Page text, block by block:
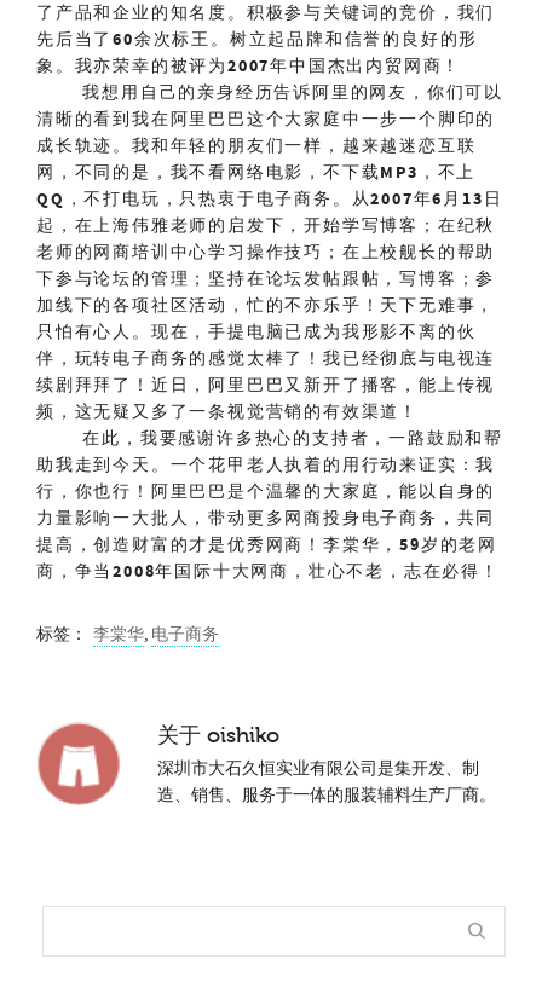
了产品和企业的知名度。积极参与关键词的竞价，我们
先后当了60余次标王。树立起品牌和信誉的良好的形
象。我亦荣幸的被评为2007年中国杰出内贸网商！
我想用自己的亲身经历告诉阿里的网友，你们可以
清晰的看到我在阿里巴巴这个大家庭中一步一个脚印的
成长轨迹。我和年轻的朋友们一样，越来越迷恋互联
网，不同的是，我不看网络电影，不下载MP3 ，不上
QQ ，不打电玩，只热衷于电子商务。从2007年6月 13 日
起，在上海伟雅老师的启发下，开始学写博客；在纪秋
老师的网商培训中心学习操作技巧；在上校舰长的帮助
下参与论坛的管理；坚持在论坛发帖跟帖，写博客；参
加线下的各项社区活动，忙的不亦乐乎！天下无难事，
只怕有心人。现在，手提电脑已成为我形影不离的伙
伴，玩转电子商务的感觉太棒了！我已经彻底与电视连
续剧拜拜了！近日，阿里巴巴又新开了播客，能上传视
频，这无疑又多了一条视觉营销的有效渠道！
在此，我要感谢许多热心的支持者，一路鼓励和帮
助我走到今天。一个花甲老人执着的用行动来证实：我
行，你也行！阿里巴巴是个温馨的大家庭，能以自身的
力量影响一大批人，带动更多网商投身电子商务，共同
提高，创造财富的才是优秀网商！李棠华，59岁的老网
商，争当2008年国际十大网商，壮心不老，志在必得！
标签： 李棠华, 电子商务
关于 oishiko
深圳市大石久恒实业有限公司是集开发、制
造、销售、服务于一体的服装辅料生产厂商。